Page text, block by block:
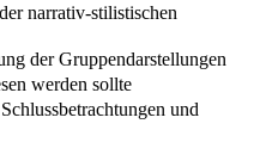
narrativ-stilistischen
der Gruppendarstellungen
werden sollte
und